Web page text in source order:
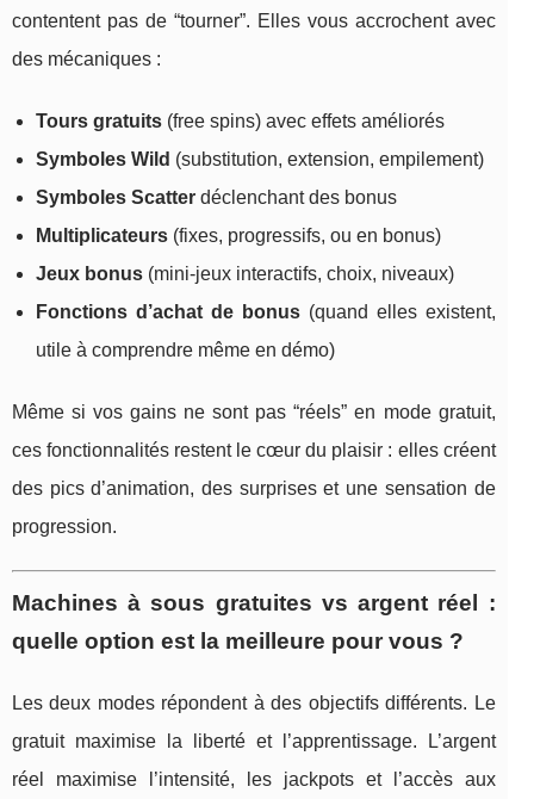
contentent pas de “tourner”. Elles vous accrochent avec
des mécaniques :
Tours gratuits (free spins) avec effets améliorés
Symboles Wild (substitution, extension, empilement)
Symboles Scatter déclenchant des bonus
Multiplicateurs (fixes, progressifs, ou en bonus)
Jeux bonus (mini-jeux interactifs, choix, niveaux)
Fonctions d’achat de bonus(quand elles existent,
utile à comprendre même en démo)
Même si vos gains ne sont pas “réels” en mode gratuit,
ces fonctionnalités restent le cœur du plaisir : elles créent
des pics d’animation, des surprises et une sensation de
progression.
Machines à sous gratuites vs argent réel :
quelle option est la meilleure pour vous ?
Les deux modes répondent à des objectifs différents. Le
gratuit maximise la liberté et l’apprentissage. L’argent
réel maximise l’intensité, les jackpots et l’accès aux